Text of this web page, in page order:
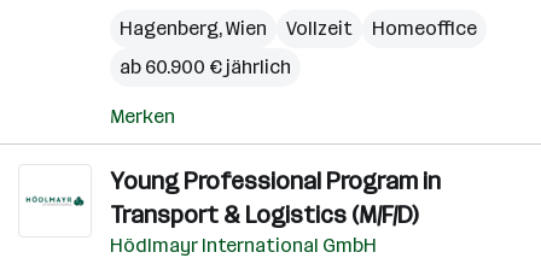
Hagenberg,Wien Vollzeit
Homeoffice
ab 60.900 € jährlich
Merken
Young Professional Program in
Transport & Logistics (M/F/D)
Hödlmayr International GmbH